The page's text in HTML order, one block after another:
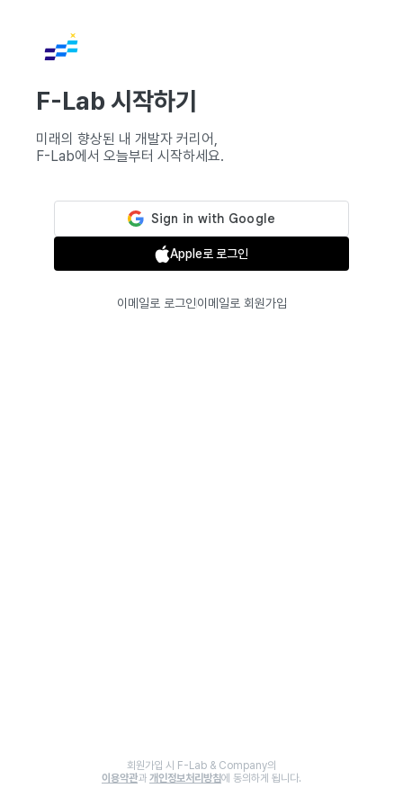
F-Lab 시작하기
미래의 향상된 내 개발자 커리어,
F-Lab에서 오늘부터 시작하세요.
Apple로 로그인
이메일로 로그인이메일로 회원가입
회원가입 시 F-Lab & Company의
이용약관과 개인정보처리방침에 동의하게 됩니다.